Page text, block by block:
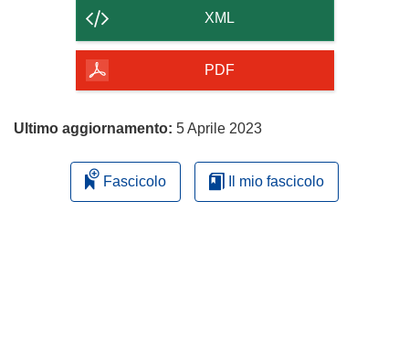
contenuto
della
pagina
XML
PDF
Ultimo aggiornamento: 5 Aprile 2023
Fascicolo Il mio fascicolo